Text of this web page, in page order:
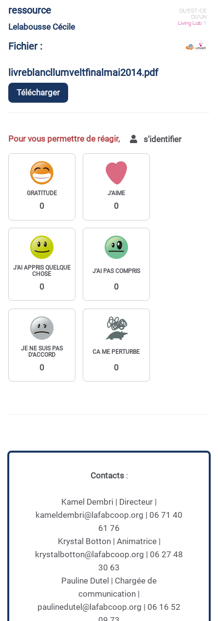
ressource
Lelabousse Cécile
Fichier :
livreblancllumveltfinalmai2014.pdf
Télécharger
Pour vous permettre de réagir, s'identifier
GRATITUDE
0
J'AIME
0
J'AI APPRIS QUELQUE
CHOSE
0
J'AI PAS COMPRIS
0
JE NE SUIS PAS
D'ACCORD
0
CA ME PERTURBE
0
Contacts:
Kamel Dembri | Directeur |
kameldembri@lafabcoop.org | 06 71 40
61 76
Krystal Botton | Animatrice |
krystalbotton@lafabcoop.org | 06 27 48
30 63
Pauline Dutel | Chargée de
communication |
paulinedutel@lafabcoop.org | 06 16 52